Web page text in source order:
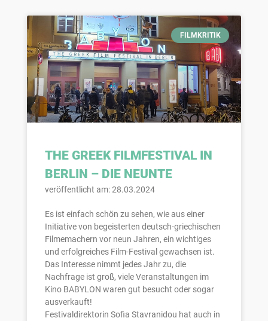
FILMKRITIK
THE GREEK FILMFESTIVAL IN
BERLIN – DIE NEUNTE
veröffentlicht am: 28.03.2024
Es ist einfach schön zu sehen, wie aus einer
Initiative von begeisterten deutsch-griechischen
Filmemachern vor neun Jahren, ein wichtiges
und erfolgreiches Film-Festival gewachsen ist.
Das Interesse nimmt jedes Jahr zu, die
Nachfrage ist groß, viele Veranstaltungen im
Kino BABYLON waren gut besucht oder sogar
ausverkauft!
Festivaldirektorin Sofia Stavranidou hat auch in